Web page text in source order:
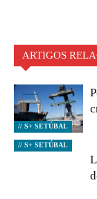
ARTIGOS
// S+ SETÚBAL
// S+ SETÚBAL